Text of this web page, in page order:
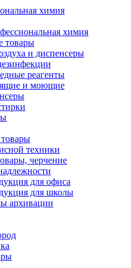
химия
химия
товары
и диспенсеры
реагенты
и моющие
техники
черчение
для офиса
для школы
архивации